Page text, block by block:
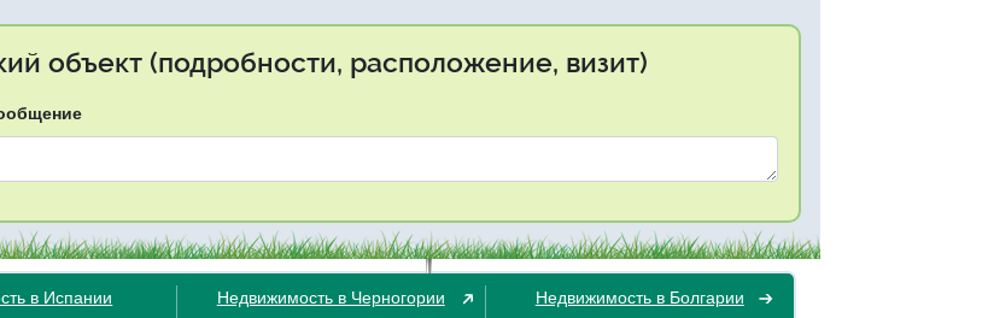
объект (подробности, расположение, визит)
в Испании
Недвижимость в Черногории
Недвижимость в Болгарии